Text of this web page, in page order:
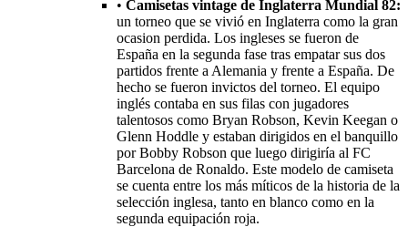
• Camisetas vintage de Inglaterra Mundial 82:
un torneo que se vivió en Inglaterra como la gran
ocasion perdida. Los ingleses se fueron de
España en la segunda fase tras empatar sus dos
partidos frente a Alemania y frente a España. De
hecho se fueron invictos del torneo. El equipo
inglés contaba en sus filas con jugadores
talentosos como Bryan Robson, Kevin Keegan o
Glenn Hoddle y estaban dirigidos en el banquillo
por Bobby Robson que luego dirigiría al FC
Barcelona de Ronaldo. Este modelo de camiseta
se cuenta entre los más míticos de la historia de la
selección inglesa, tanto en blanco como en la
segunda equipación roja.